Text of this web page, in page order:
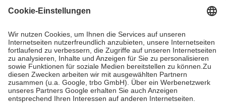
Grundsätzlich leisten Mitglieder Zuzahlungen in Höhe von zehn
höchstens zehn Euro.
Es sind jedoch nie mehr als die tatsächlichen
Kosten der Leistung zu entrichten.
Diese Regeln gelten grundsätzlich auch für Online-Apotheken.
Bei Heilmitteln und häuslicher Krankenpflege beträgt die
Zuzahlung zehn Prozent der Kosten sowie zehn Euro je
Verordnung.
Um das Engagement der Versicherten für ihre eigene Gesundheit zu
stärken und die besondere Stellung der Familie zu unterstützen,